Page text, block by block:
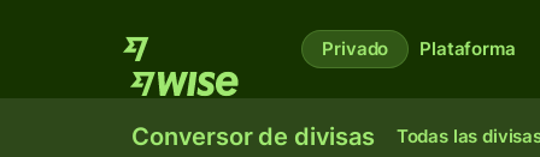
Privado Plataforma
Conversor de divisas Todas las